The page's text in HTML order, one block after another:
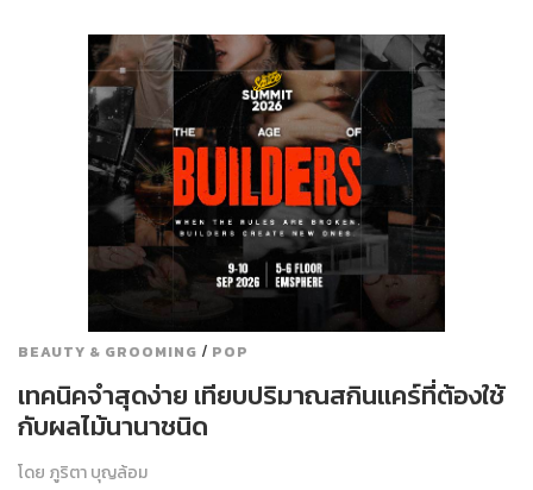
BEAUTY & GROOMING / POP
เทคนิคจำสุดง่าย เทียบปริมาณสกินแคร์ที่ต้องใช้
กับผลไม้นานาชนิด
โดย ภูริตา บุญล้อม